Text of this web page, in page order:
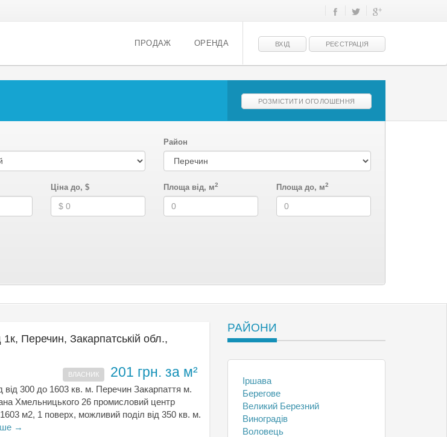
ВХІД РЕЄСТРАЦІЯ
ПРОДАЖ ОРЕНДА
РОЗМІСТИТИ ОГОЛОШЕННЯ
Район
Ціна до, $ Площа від, м2 Площа до, м2
Перечин, Закарпатській обл.,
ВЛАСНИК 201 грн. за м²
300 до 1603 кв. м. Перечин Закарпаття м.
Хмельницького 26 промисловий центр
м2, 1 поверх, можливий поділ від 350 кв. м.
→
РАЙОНИ
Іршава
Берегове
Великий Березний
Виноградів
Воловець